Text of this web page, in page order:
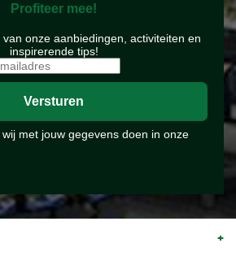
Profiteer mee!
onze aanbiedingen, activiteiten en
inspirerende tips!
met jouw gegevens doen in onze